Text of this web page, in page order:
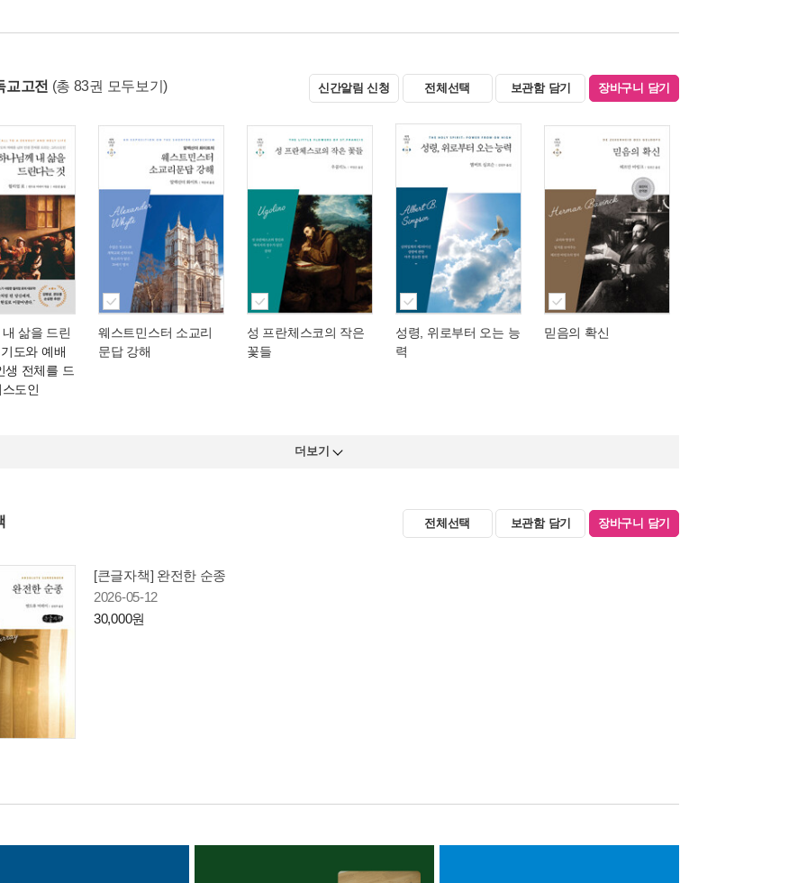
교고전 (총 83권 모두보기) 신간알림 신청 전체선택 보관함 담기 장바구니 담기
삶을 드린
도와 예배
생 전체를 드
도인
웨스트민스터 소교리
문답 강해
성 프란체스코의 작은
꽃들
성령, 위로부터 오는 능
력
믿음의 확신
더보기
전체선택 보관함 담기 장바구니 담기
[큰글자책] 완전한 순종
2026-05-12
30,000원